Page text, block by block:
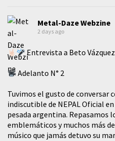
Metal-Daze Webzine
2 days ago
Entrevista a Beto Vázquez
Adelanto N° 2
Tuvimos el gusto de conversar
indiscutible de NEPAL Oficial
pesada argentina. Repasamos
emblemáticos y muchos más
músico que jamás detuvo su